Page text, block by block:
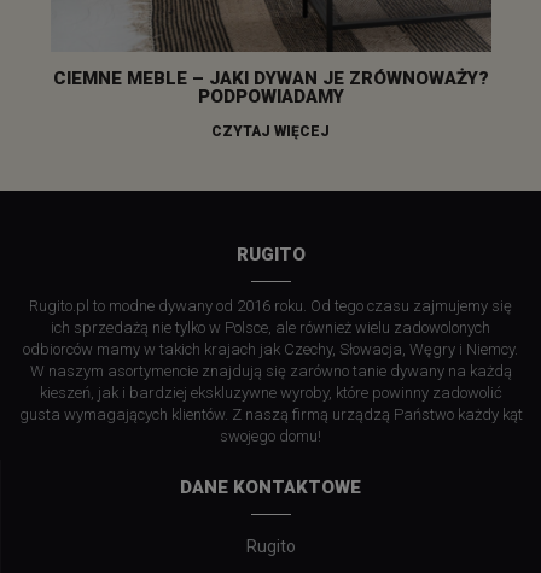
CIEMNE MEBLE – JAKI DYWAN JE ZRÓWNOWAŻY?
PODPOWIADAMY
CZYTAJ WIĘCEJ
RUGITO
Rugito.pl to modne dywany od 2016 roku. Od tego czasu zajmujemy się
ich sprzedażą nie tylko w Polsce, ale również wielu zadowolonych
odbiorców mamy w takich krajach jak Czechy, Słowacja, Węgry i Niemcy.
W naszym asortymencie znajdują się zarówno tanie dywany na każdą
kieszeń, jak i bardziej ekskluzywne wyroby, które powinny zadowolić
gusta wymagających klientów. Z naszą firmą urządzą Państwo każdy kąt
swojego domu!
DANE KONTAKTOWE
Rugito